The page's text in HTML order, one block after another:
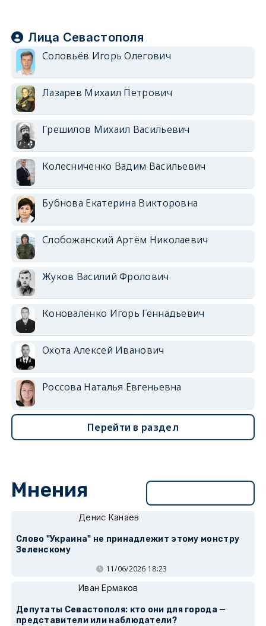
Лица Севастополя
Соловьёв Игорь Олегович
Лазарев Михаил Петрович
Грешилов Михаил Васильевич
Колесниченко Вадим Васильевич
Бубнова Екатерина Викторовна
Слобожанский Артём Николаевич
Жуков Василий Фролович
Коноваленко Игорь Геннадьевич
Охота Алексей Иванович
Россова Наталья Евгеньевна
Перейти в раздел
Мнения
Денис Канаев
Слово "Украина" не принадлежит этому монстру
Зеленскому
11/06/2026 18:23
Иван Ермаков
Депутаты Севастополя: кто они для города —
представители или наблюдатели?